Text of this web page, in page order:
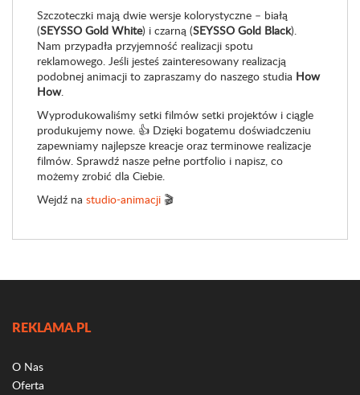
Szczoteczki mają dwie wersje kolorystyczne – białą
(SEYSSO Gold White) i czarną (SEYSSO Gold Black).
Nam przypadła przyjemność realizacji spotu
reklamowego. Jeśli jesteś zainteresowany realizacją
podobnej animacji to zapraszamy do naszego studia How
How.
Wyprodukowaliśmy setki filmów setki projektów i ciągle
produkujemy nowe. 👍 Dzięki bogatemu doświadczeniu
zapewniamy najlepsze kreacje oraz terminowe realizacje
filmów. Sprawdź nasze pełne portfolio i napisz, co
możemy zrobić dla Ciebie.
Wejdź na studio-animacji 🎬
REKLAMA.PL
O Nas
Oferta